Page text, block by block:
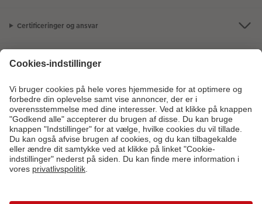
Certificeringer og ansvar
Kundeservice
Om os
Fotoprodukter
Andre produkter